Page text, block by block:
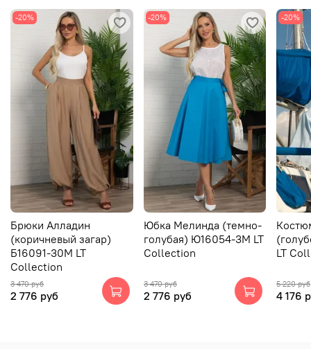
-20%
Брюки Алладин
(коричневый загар)
Б16091-30М LT
Collection
3 470 руб
2 776 руб
-20%
Юбка Мелинда (темно-
голубая) Ю16054-3М LT
Collection
3 470 руб
2 776 руб
-20%
LT
5 220 руб
4 176